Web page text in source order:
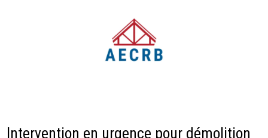
Intervention en urgence pour démolition